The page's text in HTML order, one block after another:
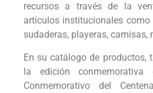
recursos a través de la
artículos institucionales como
sudaderas, playeras, camisas,
En su catálogo de productos,
la edición
Conmemorativo del